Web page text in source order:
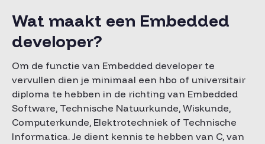
Wat maakt een Embedded
developer?
Om de functie van Embedded developer te
vervullen dien je minimaal een hbo of universitair
diploma te hebben in de richting van Embedded
Software, Technische Natuurkunde, Wiskunde,
Computerkunde, Elektrotechniek of Technische
Informatica. Je dient kennis te hebben van C, van